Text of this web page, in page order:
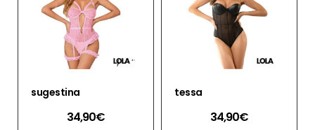
sugestina
34,90€
tessa
34,90€